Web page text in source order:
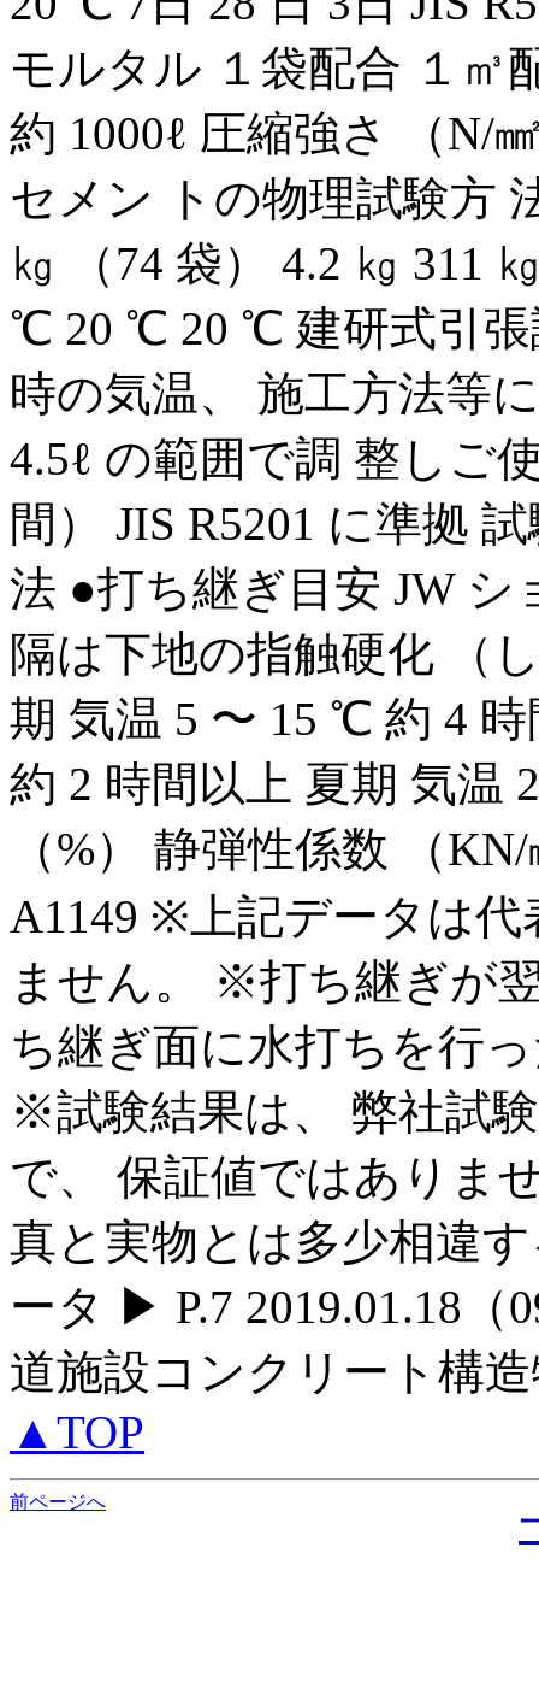
モルタル １袋配合 １㎥
約 1000ℓ 圧縮強さ （N/
セメン トの物理試験方
㎏ （74 袋） 4.2 ㎏ 311
℃ 20 ℃ 20 ℃ 建研式引
時の気温、 施工方法等
4.5ℓ の範囲で調 整しご
間） JIS R5201 に準拠
法 ●打ち継ぎ目安 JW
隔は下地の指触硬化 （
期 気温 5 〜 15 ℃ 約 4
約 2 時間以上 夏期 気温
（%） 静弾性係数 （
A1149 ※上記データは
ません。 ※打ち継ぎが
ち継ぎ面に水打ちを行
※試験結果は、 弊社試
で、 保証値ではありま
真と実物とは多少相違
ータ ▶ P.7 2019.01.18（
道施設コンクリート構
▲TOP
前ページへ